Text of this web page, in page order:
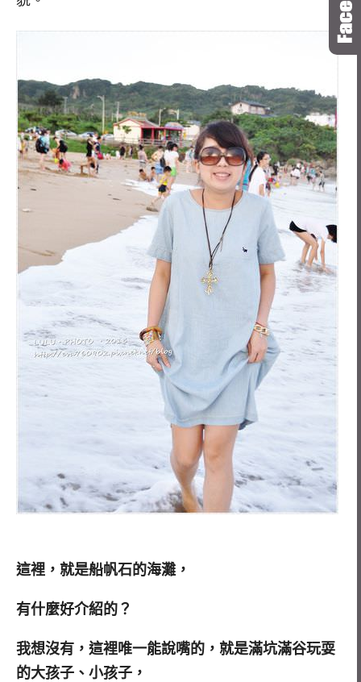
這裡，就是船帆石的海灘，
有什麼好介紹的？
我想沒有，這裡唯一能說嘴的，就是滿坑滿谷玩耍
的大孩子、小孩子，